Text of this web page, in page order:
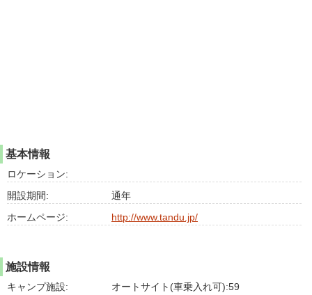
基本情報
ロケーション:
開設期間:
通年
ホームページ:
http://www.tandu.jp/
施設情報
キャンプ施設:
オートサイト(車乗入れ可):59